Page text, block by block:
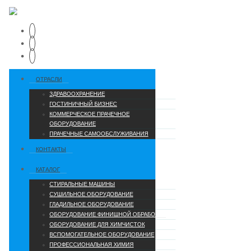
ОТРАСЛИ
ЗДРАВООХРАНЕНИЕ
ГОСТИНИЧНЫЙ БИЗНЕС
КОММЕРЧЕСКОЕ ПРАЧЕЧНОЕ
ОБОРУДОВАНИЕ
ПРАЧЕЧНЫЕ САМООБСЛУЖИВАНИЯ
КОНТАКТЫ
КАТАЛОГ
СТИРАЛЬНЫЕ МАШИНЫ
СУШИЛЬНОЕ ОБОРУДОВАНИЕ
ГЛАДИЛЬНОЕ ОБОРУДОВАНИЕ
ОБОРУДОВАНИЕ ФИНИШНОЙ ОБРАБОТКИ
ОБОРУДОВАНИЕ ДЛЯ ХИМЧИСТОК
ВСПОМОГАТЕЛЬНОЕ ОБОРУДОВАНИЕ
ПРОФЕССИОНАЛЬНАЯ ХИМИЯ